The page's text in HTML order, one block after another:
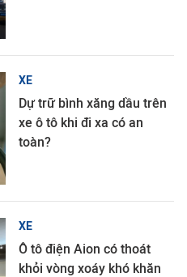
XE
Dự trữ bình xăng dầu trên
xe ô tô khi đi xa có an
toàn?
XE
Ô tô điện Aion có thoát
khỏi vòng xoáy khó khăn